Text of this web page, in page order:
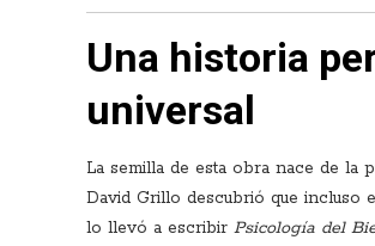
Una historia
universal
La semilla de esta obra nace de la
David Grillo descubrió que incluso
lo llevó a escribir Psicología del